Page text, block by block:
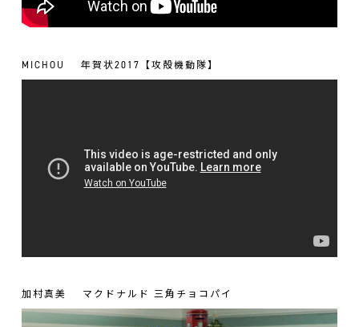
MICHOU 年賀状2017【攻殻機動隊】
加村真美 マクドナルド 三角チョコパイ